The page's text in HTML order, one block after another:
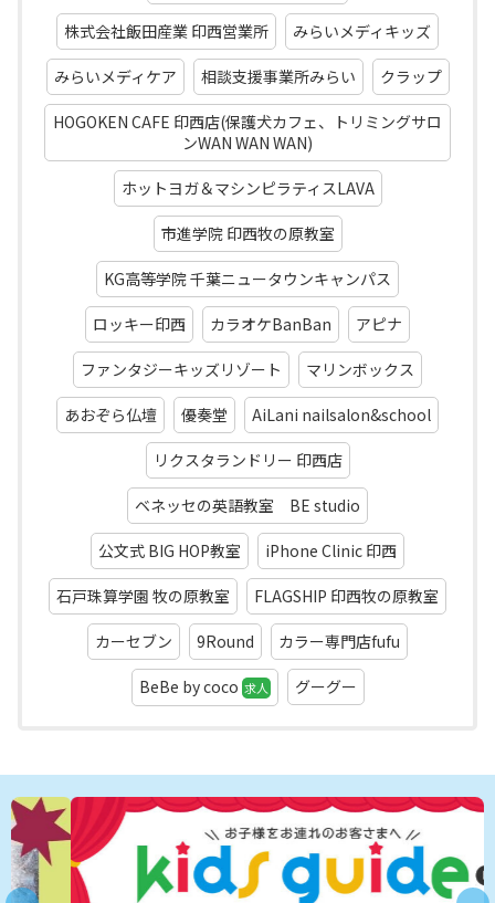
株式会社飯田産業 印西営業所 みらいメディキッズ
みらいメディケア 相談支援事業所みらい クラップ
HOGOKEN CAFE 印西店(保護犬カフェ、トリミングサロ
ンWAN WAN WAN)
ホットヨガ＆マシンピラティスLAVA
市進学院 印西牧の原教室
KG高等学院 千葉ニュータウンキャンパス
ロッキー印西 カラオケBanBan アピナ
ファンタジーキッズリゾート マリンボックス
あおぞら仏壇 優奏堂 AiLani nailsalon&school
リクスタランドリー 印西店
ベネッセの英語教室 BE studio
公文式 BIG HOP教室 iPhone Clinic 印西
石戸珠算学園 牧の原教室 FLAGSHIP 印西牧の原教室
カーセブン 9Round カラー専門店fufu
BeBe by coco 求人 グーグー